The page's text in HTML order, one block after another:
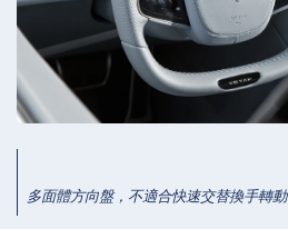
多面體方向盤，不適合快速交替換手轉動